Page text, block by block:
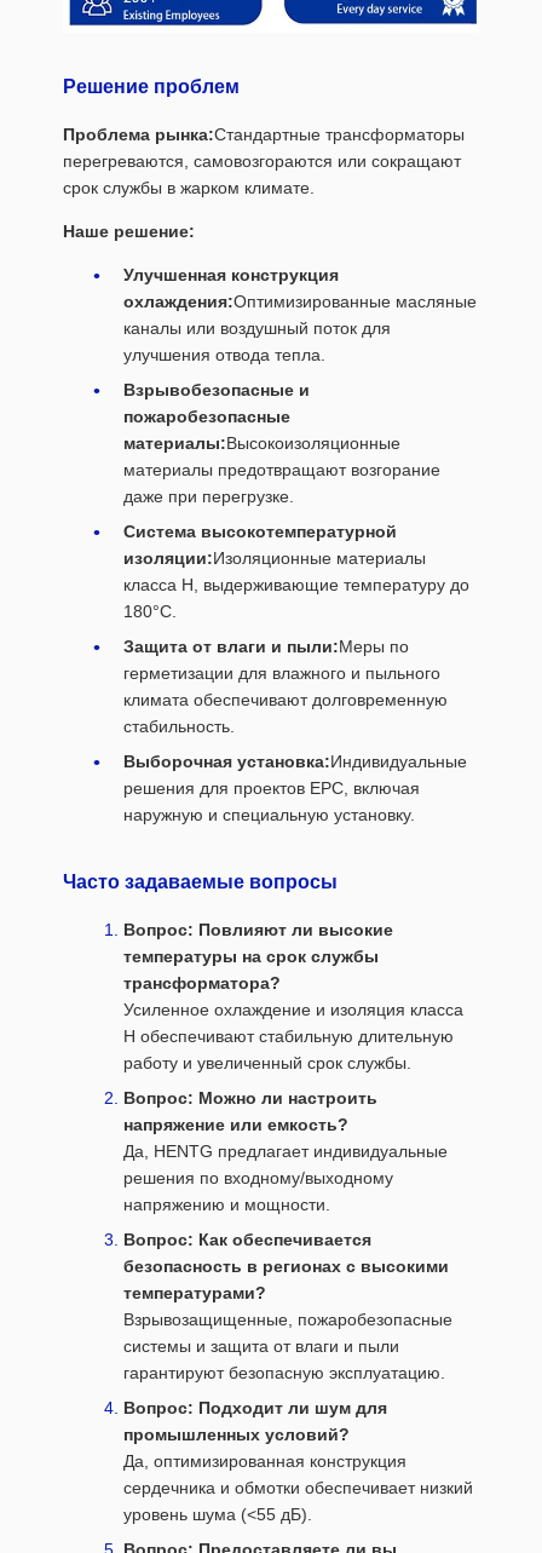
Решение проблем
Проблема рынка:Стандартные трансформаторы
перегреваются, самовозгораются или сокращают
срок службы в жарком климате.
Наше решение:
Улучшенная конструкция
охлаждения:Оптимизированные масляные
каналы или воздушный поток для
улучшения отвода тепла.
Взрывобезопасные и
пожаробезопасные
материалы:Высокоизоляционные
материалы предотвращают возгорание
даже при перегрузке.
Система высокотемпературной
изоляции:Изоляционные материалы
класса H, выдерживающие температуру до
180°C.
Защита от влаги и пыли:Меры по
герметизации для влажного и пыльного
климата обеспечивают долговременную
стабильность.
Выборочная установка:Индивидуальные
решения для проектов EPC, включая
наружную и специальную установку.
Часто задаваемые вопросы
Вопрос: Повлияют ли высокие
температуры на срок службы
трансформатора?
Усиленное охлаждение и изоляция класса
H обеспечивают стабильную длительную
работу и увеличенный срок службы.
Вопрос: Можно ли настроить
напряжение или емкость?
Да, HENTG предлагает индивидуальные
решения по входному/выходному
напряжению и мощности.
Вопрос: Как обеспечивается
безопасность в регионах с высокими
температурами?
Взрывозащищенные, пожаробезопасные
системы и защита от влаги и пыли
гарантируют безопасную эксплуатацию.
Вопрос: Подходит ли шум для
промышленных условий?
Да, оптимизированная конструкция
сердечника и обмотки обеспечивает низкий
уровень шума (<55 дБ).
Вопрос: Предоставляете ли вы